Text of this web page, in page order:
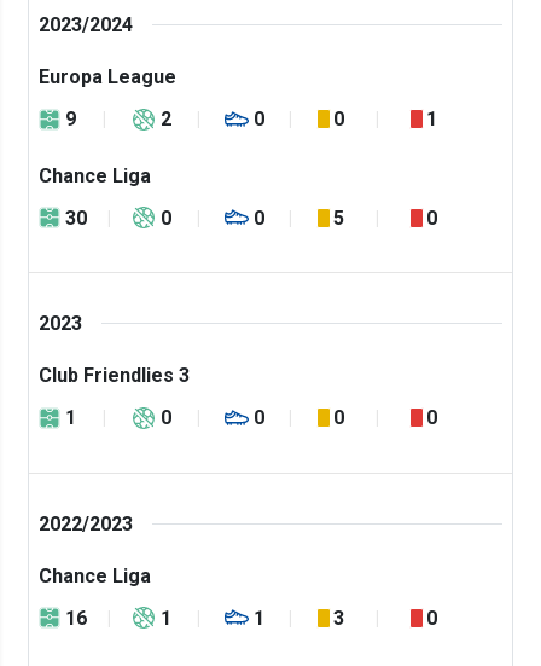
2023/2024
Europa League
9
2 0 0 1
Chance Liga
30
0 0 5 0
2023
Club Friendlies 3
1
0 0 0 0
2022/2023
Chance Liga
16
1 1 3 0